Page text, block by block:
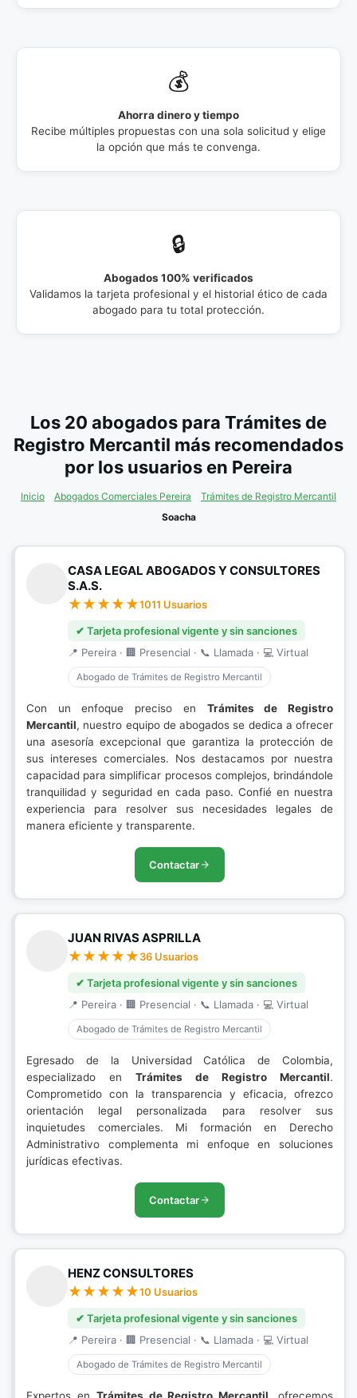
💰
Ahorra dinero y tiempo
Recibe múltiples propuestas con una sola solicitud y elige
la opción que más te convenga.
🔒
Abogados 100% verificados
Validamos la tarjeta profesional y el historial ético de cada
abogado para tu total protección.
Los 20 abogados para Trámites de
Registro Mercantil más recomendados
por los usuarios en Pereira
Inicio Abogados Comerciales Pereira
Trámites de Registro Mercantil
Soacha
CASA LEGAL ABOGADOS Y CONSULTORES
S.A.S.
1011 Usuarios
✔ Tarjeta profesional vigente y sin sanciones
📍 Pereira · 🏢 Presencial · 📞 Llamada · 💻 Virtual
Abogado de Trámites de Registro Mercantil
Con un enfoque preciso en Trámites de Registro
Mercantil, nuestro equipo de abogados se dedica a ofrecer
una asesoría excepcional que garantiza la protección de
sus intereses comerciales. Nos destacamos por nuestra
capacidad para simplificar procesos complejos, brindándole
tranquilidad y seguridad en cada paso. Confié en nuestra
experiencia para resolver sus necesidades legales de
manera eficiente y transparente.
Contactar
JUAN RIVAS ASPRILLA
36 Usuarios
✔ Tarjeta profesional vigente y sin sanciones
📍 Pereira · 🏢 Presencial · 📞 Llamada · 💻 Virtual
Abogado de Trámites de Registro Mercantil
Egresado de la Universidad Católica de Colombia,
especializado en Trámites de Registro Mercantil.
Comprometido con la transparencia y eficacia, ofrezco
orientación legal personalizada para resolver sus
inquietudes comerciales. Mi formación en Derecho
Administrativo complementa mi enfoque en soluciones
jurídicas efectivas.
Contactar
HENZ CONSULTORES
10 Usuarios
✔ Tarjeta profesional vigente y sin sanciones
📍 Pereira · 🏢 Presencial · 📞 Llamada · 💻 Virtual
Abogado de Trámites de Registro Mercantil